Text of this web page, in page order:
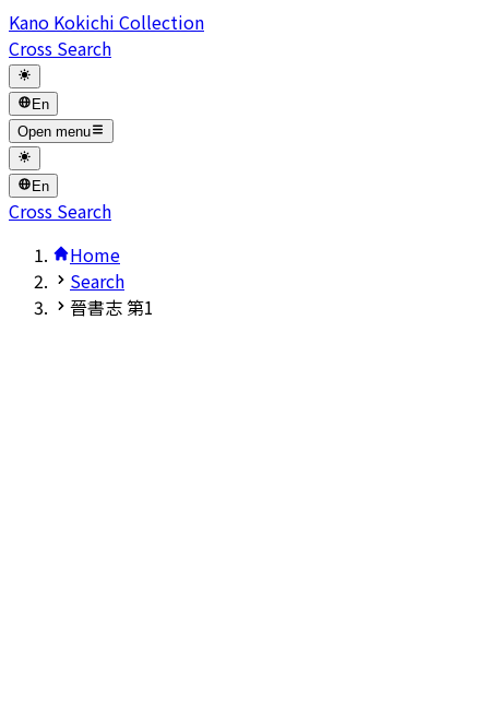
Kano Kokichi Collection
Cross Search
En
Open menu
En
Cross Search
Home
Search
晉書志 第1